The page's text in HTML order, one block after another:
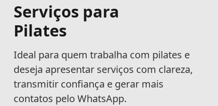
Serviços para
Pilates
Ideal para quem trabalha com pilates e
deseja apresentar serviços com clareza,
transmitir confiança e gerar mais
contatos pelo WhatsApp.